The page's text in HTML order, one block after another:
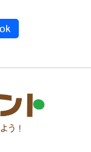
う！